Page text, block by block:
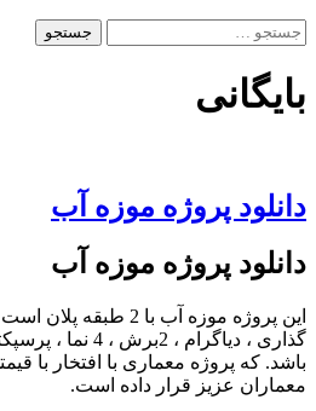
جستجو
برای:
بایگانی
دانلود پروژه موزه آب
دانلود پروژه موزه آب
این پروژه موزه آب با 2
گذاری ، دیاگرام
باشد. که پروژه معماری با افتخار با
معماران عزیز قرار داده است.